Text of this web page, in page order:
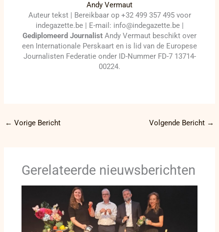
Andy Vermaut
Auteur tekst | Bereikbaar op +32 499 357 495 voor
indegazette.be | E-mail: info@indegazette.be |
Gediplomeerd Journalist Andy Vermaut beschikt over
een Internationale Perskaart en is lid van de Europese
Journalisten Federatie onder ID-Nummer FD-7 13714-
00224.
← Vorige Bericht Volgende Bericht →
Gerelateerde nieuwsberichten